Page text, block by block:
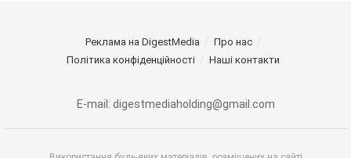
Реклама на DigestMedia
Про нас
Політика конфіденційності
Наші контакти
E-mail: digestmediaholding@gmail.com